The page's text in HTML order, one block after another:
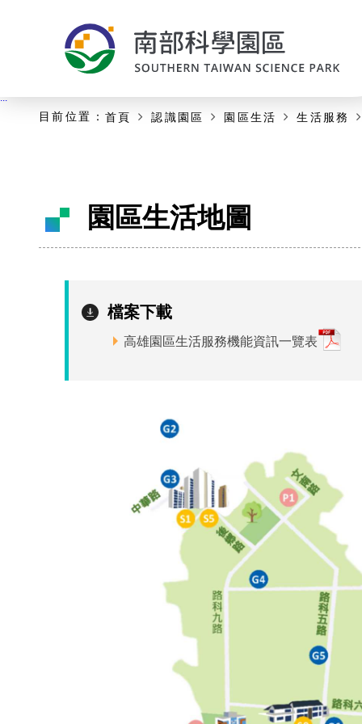
主要內容開始
:::
目前位置： 首頁 認識園區 園區生活 生活服務
園區生活地圖
檔案下載
高雄園區生活服務機能資訊一覽表